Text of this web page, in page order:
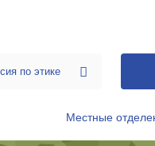
Местные